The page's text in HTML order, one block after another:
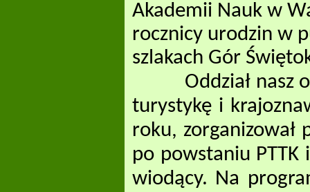
Akademii Nauk w
rocznicy urodzin w
szlakach Gór
Oddział nasz od
turystykę i
roku, zorganizował
po powstaniu
wiodący. Na